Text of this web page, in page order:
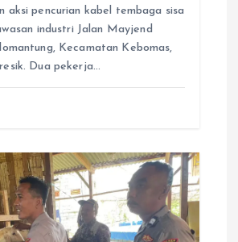
aksi pencurian kabel tembaga sisa
industri Jalan Mayjend
Kecamatan Kebomas,
Dua pekerja…